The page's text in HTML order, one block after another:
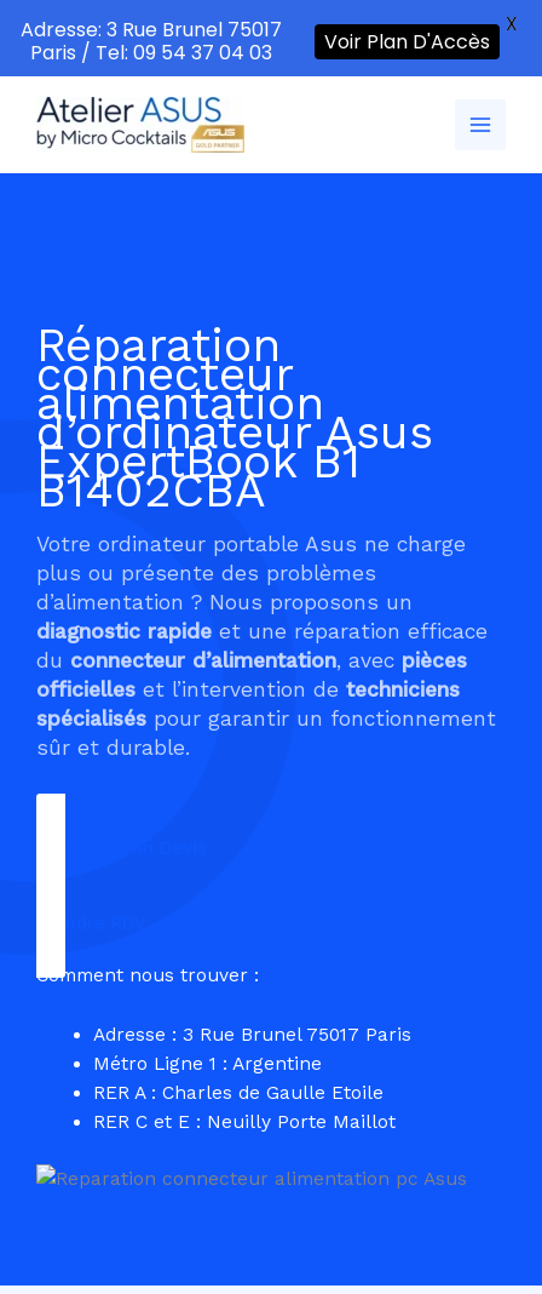
contenu
Réparation
connecteur
alimentation
d’ordinateur Asus
ExpertBook B1
B1402CBA
Votre ordinateur portable Asus ne charge
plus ou présente des problèmes
d’alimentation ? Nous proposons un
diagnostic rapide et une réparation efficace
du connecteur d’alimentation, avec pièces
officielles et l’intervention de techniciens
spécialisés pour garantir un fonctionnement
sûr et durable.
Comment nous trouver :
Adresse : 3 Rue Brunel 75017 Paris
Métro Ligne 1 : Argentine
RER A : Charles de Gaulle Etoile
RER C et E : Neuilly Porte Maillot
Adresse: 3 Rue Brunel 75017
Paris / Tel: 09 54 37 04 03
Voir Plan D'Accès
X